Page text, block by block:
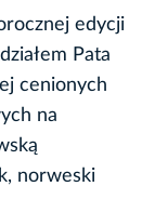
edycji
Pata
cenionych
na
norweski